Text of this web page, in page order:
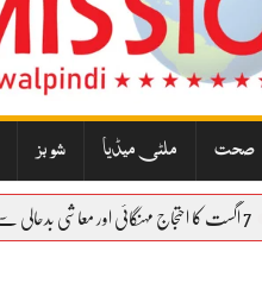
صحت ملٹی میڈیا شوبز